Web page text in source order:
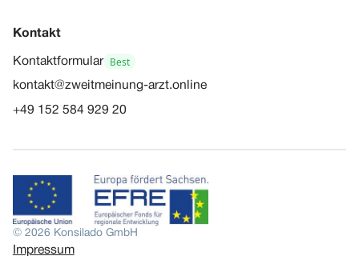
Kontakt
Kontaktformular Best
kontakt@zweitmeinung-arzt.online
+49 152 584 929 20
© 2026 Konsilado GmbH
Impressum